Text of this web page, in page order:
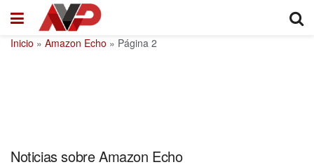
Inicio » Amazon Echo » Página 2
Noticias sobre Amazon Echo